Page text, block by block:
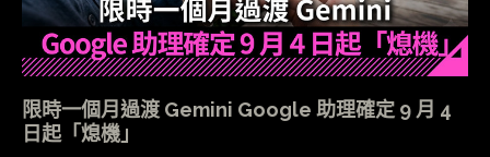
限時一個月過渡 Gemini Google 助理確定 9 月 4
日起「熄機」